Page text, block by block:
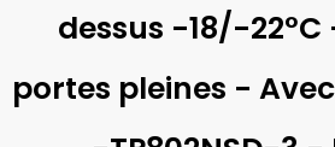
dessus -18/-22°C
portes pleines -